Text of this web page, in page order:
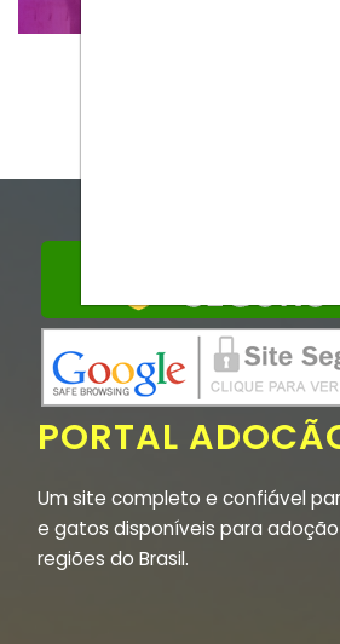
PORTAL
Um site completo e confiável
e gatos disponíveis para
regiões do Brasil.